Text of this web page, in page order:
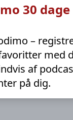
30
–
med
af
på dig.